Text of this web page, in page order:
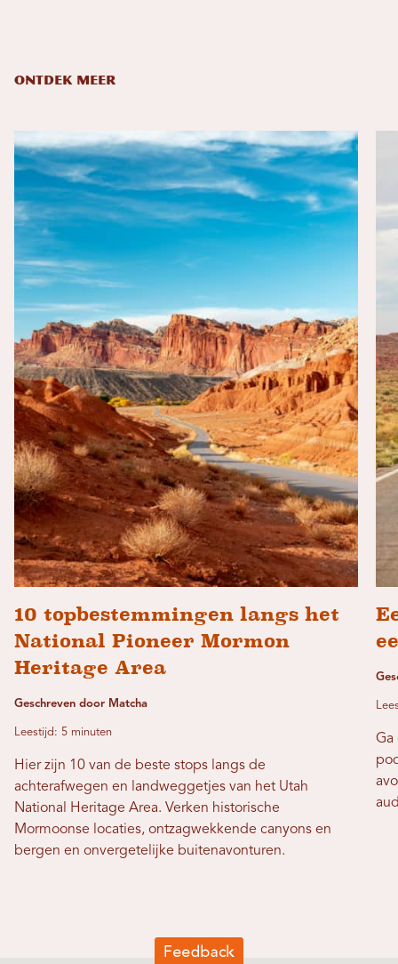
ONTDEK MEER
10 topbestemmingen langs het
National Pioneer Mormon
Heritage Area
Geschreven door Matcha
Leestijd: 5 minuten
Hier zijn 10 van de beste stops langs de
achterafwegen en landweggetjes van het Utah
National Heritage Area. Verken historische
Mormoonse locaties, ontzagwekkende canyons en
bergen en onvergetelijke buitenavonturen.
Ga